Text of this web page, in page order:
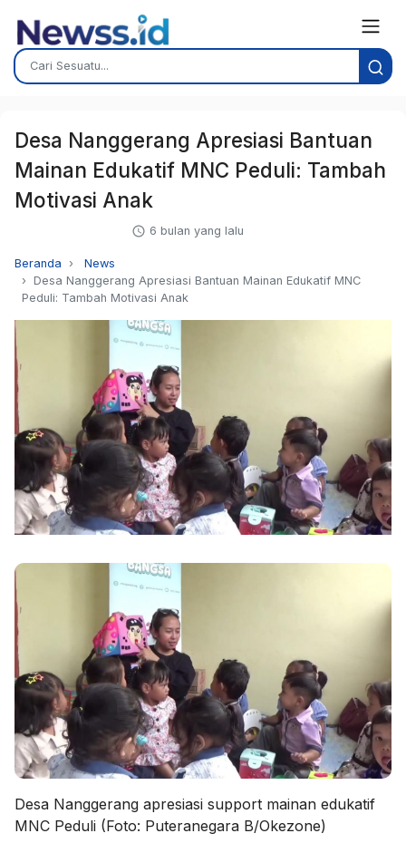
Desa Nanggerang Apresiasi Bantuan
Mainan Edukatif MNC Peduli: Tambah
Motivasi Anak
6 bulan yang lalu
Beranda
News
Desa Nanggerang Apresiasi Bantuan Mainan Edukatif MNC
Peduli: Tambah Motivasi Anak
Desa Nanggerang apresiasi support mainan edukatif
MNC Peduli (Foto: Puteranegara B/Okezone)